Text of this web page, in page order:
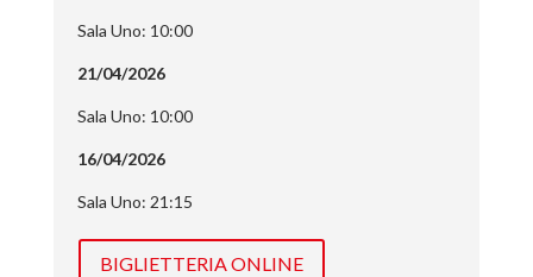
Sala Uno: 10:00
21/04/2026
Sala Uno: 10:00
16/04/2026
Sala Uno: 21:15
BIGLIETTERIA ONLINE